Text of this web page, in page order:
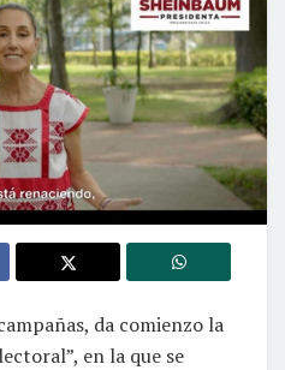
da comienzo la
en la que se